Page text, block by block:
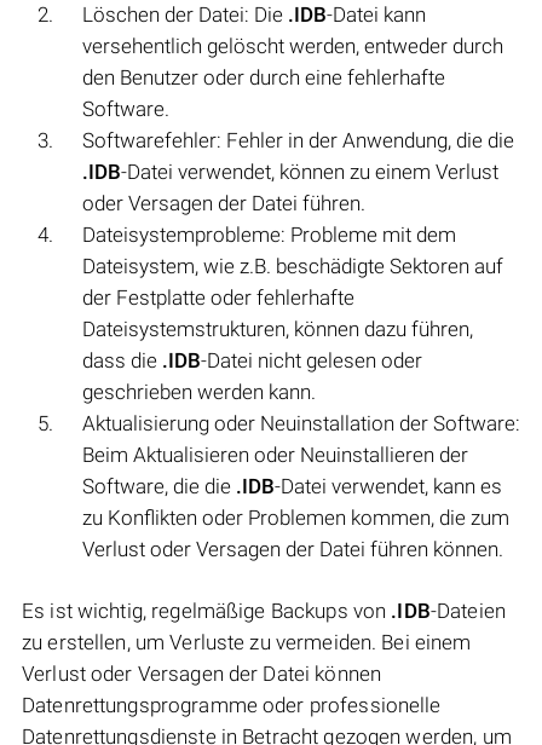
Löschen der Datei: Die .IDB-Datei kann
versehentlich gelöscht werden, entweder durch
den Benutzer oder durch eine fehlerhafte
Software.
Softwarefehler: Fehler in der Anwendung, die die
.IDB-Datei verwendet, können zu einem Verlust
oder Versagen der Datei führen.
Dateisystemprobleme: Probleme mit dem
Dateisystem, wie z.B. beschädigte Sektoren auf
der Festplatte oder fehlerhafte
Dateisystemstrukturen, können dazu führen,
dass die .IDB-Datei nicht gelesen oder
geschrieben werden kann.
Aktualisierung oder Neuinstallation der Software:
Beim Aktualisieren oder Neuinstallieren der
Software, die die .IDB-Datei verwendet, kann es
zu Konflikten oder Problemen kommen, die zum
Verlust oder Versagen der Datei führen können.
Es ist wichtig, regelmäßige Backups von .IDB-Dateien
zu erstellen, um Verluste zu vermeiden. Bei einem
Verlust oder Versagen der Datei können
Datenrettungsprogramme oder professionelle
Datenrettungsdienste in Betracht gezogen werden, um